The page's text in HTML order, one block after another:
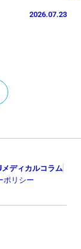
2026.07.23
ディカルコラム
ポリシー